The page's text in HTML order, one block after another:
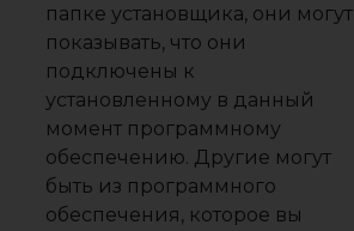
папке установщика, они могут
показывать, что они
подключены к
установленному в данный
момент программному
обеспечению. Другие могут
быть из программного
обеспечения, которое вы